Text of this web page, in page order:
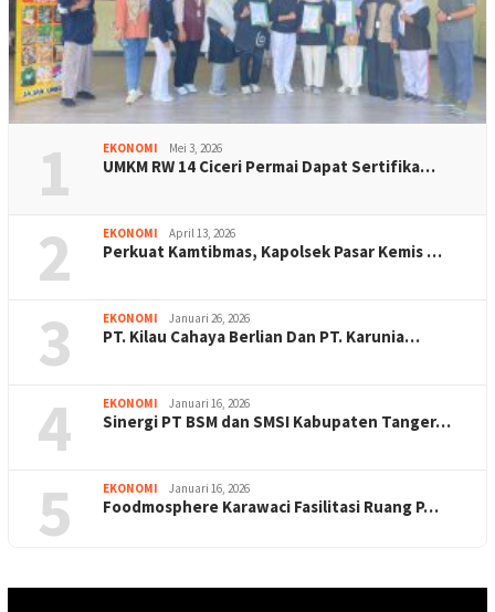
1 EKONOMI Mei 3, 2026
UMKM RW 14 Ciceri Permai Dapat Sertifika…
2 EKONOMI April 13, 2026
Perkuat Kamtibmas, Kapolsek Pasar Kemis …
3 EKONOMI Januari 26, 2026
PT. Kilau Cahaya Berlian Dan PT. Karunia…
4 EKONOMI Januari 16, 2026
Sinergi PT BSM dan SMSI Kabupaten Tanger…
5 EKONOMI Januari 16, 2026
Foodmosphere Karawaci Fasilitasi Ruang P…